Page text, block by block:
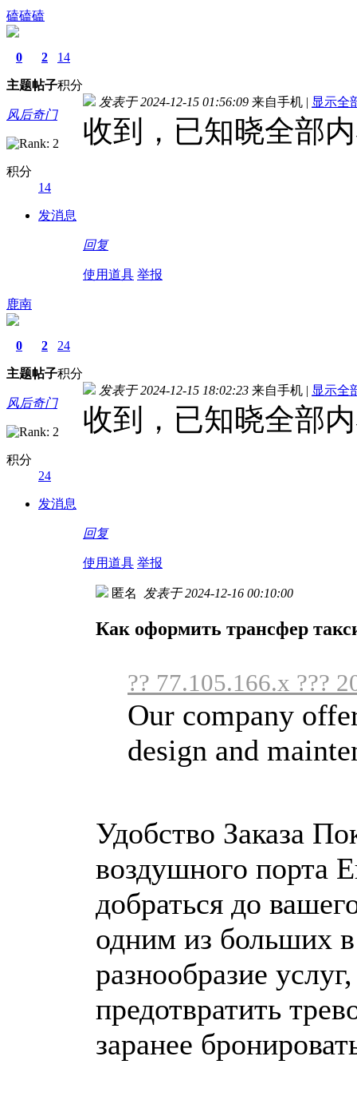
磕磕磕
0
主题
2
帖子
14
积分
风后奇门
积分
14
发消息
发表于 2024-12-15 01:56:09 来自手机 | 显示全
收到，已知晓全部
回复
使用道具 举报
鹿南
0
主题
2
帖子
24
积分
风后奇门
积分
24
发消息
发表于 2024-12-15 18:02:23 来自手机 | 显示全
收到，已知晓全部
回复
使用道具 举报
匿名 发表于 2024-12-16 00:10:00
Как оформить трансфер
?? 77.105.166.x ???
Our company
design and
Удобство Заказа
воздушного порта
добраться до
одним из больших
разнообразие
предотвратить
заранее